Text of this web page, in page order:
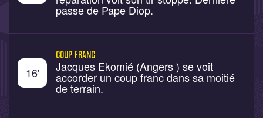
passe de Pape Diop.
16'
COUP FRANC
Jacques Ekomié (Angers ) se voit
accorder un coup franc dans sa moitié
de terrain.